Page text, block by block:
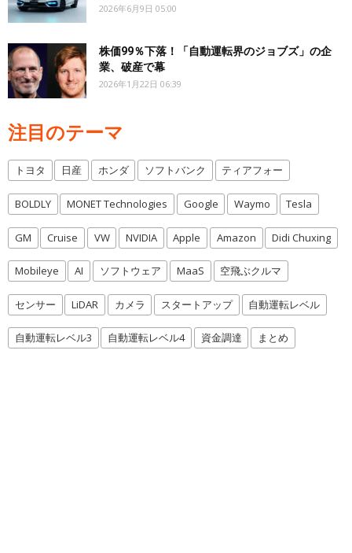
2026年6月9日 05:00
株価99％下落！「自動運転界のジョブズ」の企
業、破産で幕
2026年1月22日 06:39
注目のテーマ
トヨタ 日産 ホンダ ソフトバンク ティアフォー
BOLDLY MONET Technologies Google Waymo Tesla
GM Cruise VW NVIDIA Apple Amazon Didi Chuxing
Mobileye AI ソフトウェア MaaS 空飛ぶクルマ
センサー LiDAR カメラ スタートアップ 自動運転レベル
自動運転レベル3 自動運転レベル4 資金調達 まとめ